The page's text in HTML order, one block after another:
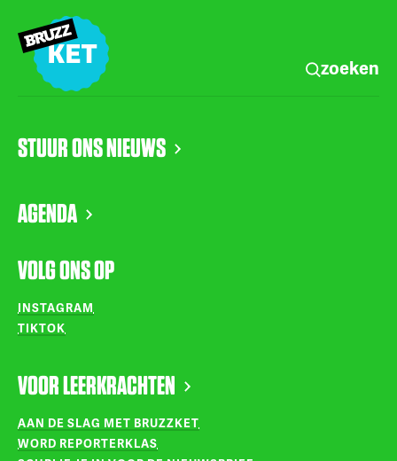
zoeken
STUUR ONS NIEUWS
AGENDA
VOLG ONS OP
INSTAGRAM
TIKTOK
VOOR LEERKRACHTEN
AAN DE SLAG MET BRUZZKET
WORD REPORTERKLAS